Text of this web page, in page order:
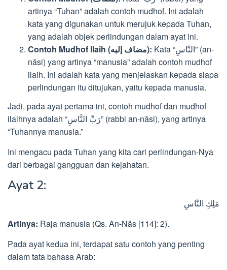
artinya “Tuhan” adalah contoh mudhof. Ini adalah
kata yang digunakan untuk merujuk kepada Tuhan,
yang adalah objek perlindungan dalam ayat ini.
Contoh Mudhof Ilaih (مضاف إليه): Kata “النَّاسِ” (an-
nâsi) yang artinya “manusia” adalah contoh mudhof
ilaih. Ini adalah kata yang menjelaskan kepada siapa
perlindungan itu ditujukan, yaitu kepada manusia.
Jadi, pada ayat pertama ini, contoh mudhof dan mudhof
ilaihnya adalah “رَبِّ النَّاسِ” (rabbi an-nâsi), yang artinya
“Tuhannya manusia.”
Ini mengacu pada Tuhan yang kita cari perlindungan-Nya
dari berbagai gangguan dan kejahatan.
Ayat 2:
مَلِكِ النَّاسِ
Artinya: Raja manusia (Qs. An-Nâs [114]: 2).
Pada ayat kedua ini, terdapat satu contoh yang penting
dalam tata bahasa Arab: